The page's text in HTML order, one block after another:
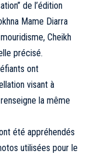
de l’édition
Mame Diarra
Cheikh
précisé.
ont
visant à
la même
été appréhendés
utilisées pour le